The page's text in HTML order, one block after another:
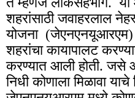
शहरांसाठी जवाहरलाल नेहरू
योजना
शहरांचा कायापालट
करण्यात आली होती.
निधी कोणाला मिळावा